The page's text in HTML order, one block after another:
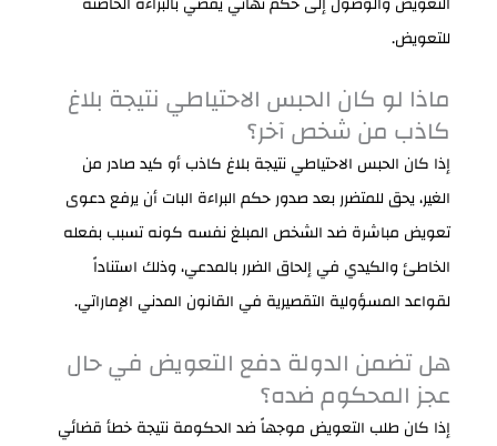
للتعويض.
ماذا لو كان الحبس الاحتياطي نتيجة بلاغ
كاذب من شخص آخر؟
إذا كان الحبس الاحتياطي نتيجة بلاغ كاذب أو كيد صادر من
الغير، يحق للمتضرر بعد صدور حكم البراءة البات أن يرفع دعوى
تعويض مباشرة ضد الشخص المبلغ نفسه كونه تسبب بفعله
الخاطئ والكيدي في إلحاق الضرر بالمدعي، وذلك استناداً
لقواعد المسؤولية التقصيرية في القانون المدني الإماراتي.
هل تضمن الدولة دفع التعويض في حال
عجز المحكوم ضده؟
إذا كان طلب التعويض موجهاً ضد الحكومة نتيجة خطأ قضائي